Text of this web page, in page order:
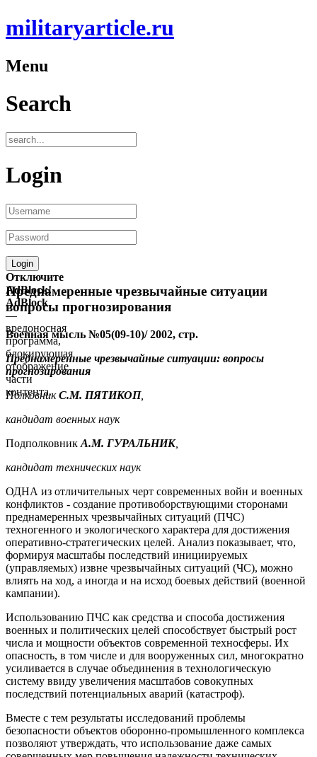
militaryarticle.ru
Menu
Search
Login
Отключите
AdBlock!
AdBlock
—
вредоносная
программа,
блокирующая
отображение
части
контента.
Преднамеренные чрезвычайные ситуации
вопросы прогнозирования
Военная мысль №05(09-10)/ 2002, стр.
Преднамеренные чрезвычайные ситуации: вопросы
прогнозирования
ПолковникС.М. ПЯТИКОП,
кандидат военных наук
Подполковник A.M. ГУРАЛЬНИК,
кандидат технических наук
ОДНА из отличительных черт современных войн и военных
конфликтов - создание противоборствующими сторонами
преднамеренных чрезвычайных ситуаций (ПЧС)
техногенного и экологического характера для достижения
оперативно-стратегических целей. Анализ показывает, что,
формируя масштабы последствий инициируемых
(управляемых) извне чрезвычайных ситуаций (ЧС), можно
влиять на ход, а иногда и на исход боевых действий (военной
кампании).
Использованию ПЧС как средства и способа достижения
военных и политических целей способствует быстрый рост
числа и мощности объектов современной техносферы. Их
опасность, в том числе и для вооруженных сил, многократно
усиливается в случае объединения в технологическую
систему ввиду увеличения масштабов совокупных
последствий потенциальных аварий (катастроф).
Вместе с тем результаты исследований проблемы
безопасности объектов оборонно-промышленного комплекса
позволяют утверждать, что использование даже самых